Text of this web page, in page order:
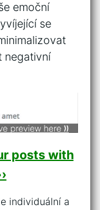
emoční⁢
se
negativní
posts with
individuální a